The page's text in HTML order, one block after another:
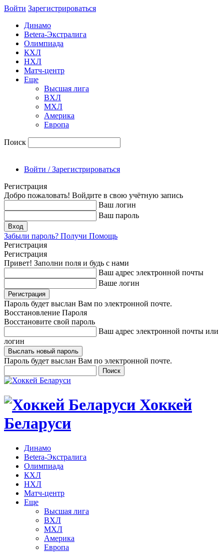
Войти Зарегиcтрироваться
Динамо
Betera-Экстралига
Олимпиада
КХЛ
НХЛ
Матч-центр
Еще
Высшая лига
ВХЛ
МХЛ
Америка
Европа
Поиск
Войти / Зарегистрироваться
Регистрация
Добро пожаловать! Войдите в свою учётную запись
Ваш логин
Ваш пароль
Забыли пароль? Получи Помощь
Регистрация
Регистрация
Привет! Заполни поля и будь с нами
Ваш адрес электронной почты
Ваше логин
Пароль будет выслан Вам по электронной почте.
Восстановление Пароля
Восстановите свой пароль
Ваш адрес электронной почты или
логин
Пароль будет выслан Вам по электронной почте.
Хоккей
Беларуси
Динамо
Betera-Экстралига
Олимпиада
КХЛ
НХЛ
Матч-центр
Еще
Высшая лига
ВХЛ
МХЛ
Америка
Европа